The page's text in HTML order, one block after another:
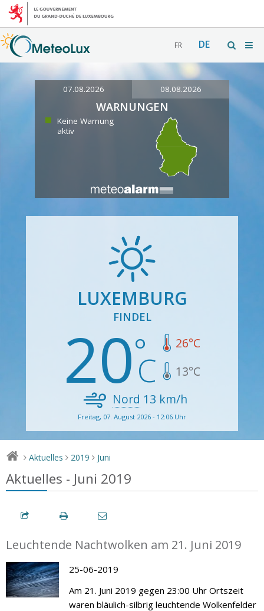
FR DE
07.08.2026 08.08.2026
WARNUNGEN
Keine Warnung
aktiv
LUXEMBURG
FINDEL
20 26°C
13°C
Nord 13 km/h
Freitag, 07. August 2026 - 12:06 Uhr
> Aktuelles > 2019 > Juni
Aktuelles - Juni 2019
Leuchtende Nachtwolken am 21. Juni 2019
25-06-2019
Am 21. Juni 2019 gegen 23:00 Uhr Ortszeit
waren bläulich-silbrig leuchtende Wolkenfelder